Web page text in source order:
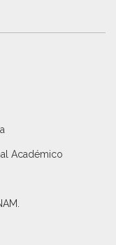
Académico